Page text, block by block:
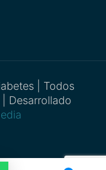
| Todos
Desarrollado